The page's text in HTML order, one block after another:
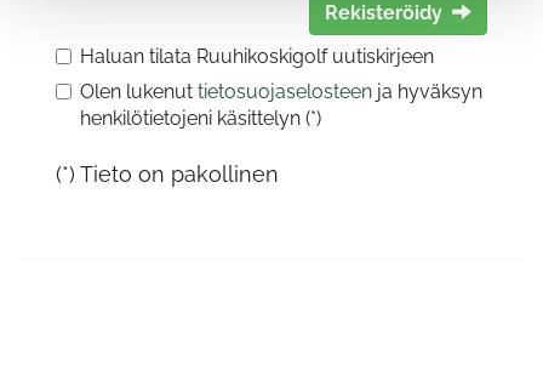
Rekisteröidy
Haluan tilata Ruuhikoskigolf uutiskirjeen
Olen lukenut tietosuojaselosteen ja hyväksyn
henkilötietojeni käsittelyn (*)
(*) Tieto on pakollinen